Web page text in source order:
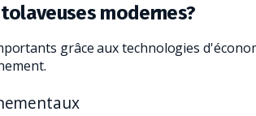
modernes?
grâce aux technologies